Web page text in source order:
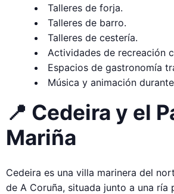
Talleres de forja.
Talleres de barro.
Talleres de cestería.
Actividades de recreación
Espacios de gastronomía
Música y animación
📍 Cedeira y el
Mariña
Cedeira es una villa marinera del
de A Coruña, situada junto a una ría